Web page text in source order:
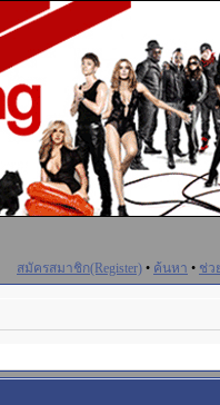
สมัครสมาชิก(Register) • ค้นหา • ช่ว